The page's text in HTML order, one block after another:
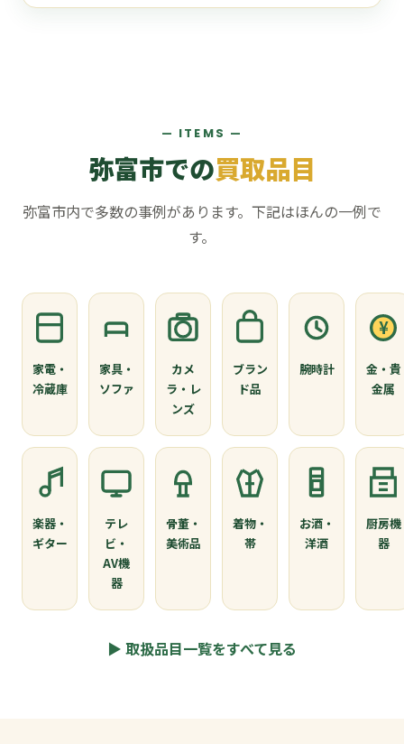
— ITEMS —
弥富市での買取品目
弥富市内で多数の事例があります。下記はほんの一例で
す。
家電・
冷蔵庫
家具・
ソファ
カメ
ラ・レ
ンズ
ブラン
ド品
腕時計
¥
金・貴
金属
楽器・
ギター
テレ
ビ・
AV機
器
骨董・
美術品
着物・
帯
お酒・
洋酒
厨房機
器
▶ 取扱品目一覧をすべて見る